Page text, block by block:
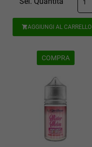
AGGIUNGI AL CARRELLO
COMPRA